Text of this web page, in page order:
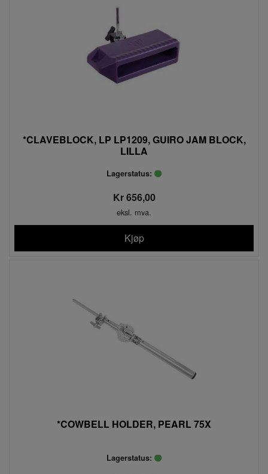
*CLAVEBLOCK, LP LP1209, GUIRO JAM BLOCK,
LILLA
Lagerstatus:
Kr 656,00
eksl. mva.
Kjøp
*COWBELL HOLDER, PEARL 75X
Lagerstatus: